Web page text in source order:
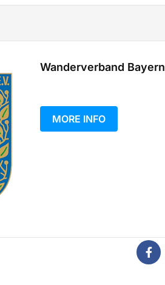
Wanderverband Bayern
MORE INFO